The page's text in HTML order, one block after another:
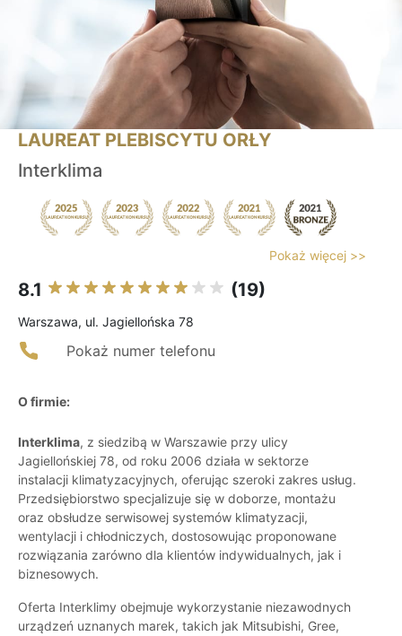
LAUREAT PLEBISCYTU ORŁY
Interklima
Pokaż więcej >>
8.1 (19)
Warszawa, ul. Jagiellońska 78
Pokaż numer telefonu
O firmie:
Interklima, z siedzibą w Warszawie przy ulicy
Jagiellońskiej 78, od roku 2006 działa w sektorze
instalacji klimatyzacyjnych, oferując szeroki zakres usług.
Przedsiębiorstwo specjalizuje się w doborze, montażu
oraz obsłudze serwisowej systemów klimatyzacji,
wentylacji i chłodniczych, dostosowując proponowane
rozwiązania zarówno dla klientów indywidualnych, jak i
biznesowych.
Oferta Interklimy obejmuje wykorzystanie niezawodnych
urządzeń uznanych marek, takich jak Mitsubishi, Gree,